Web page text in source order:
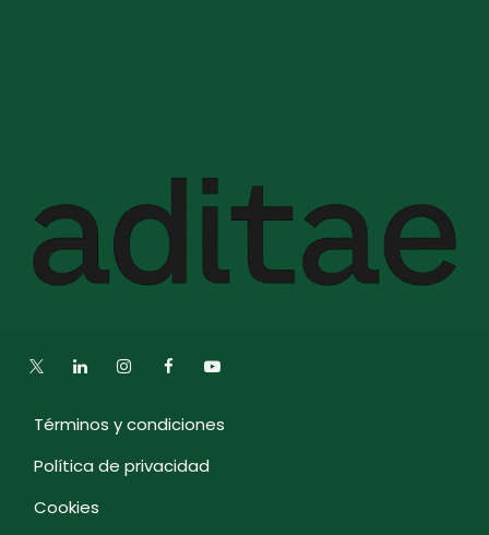
Términos y condiciones
Política de privacidad
Cookies